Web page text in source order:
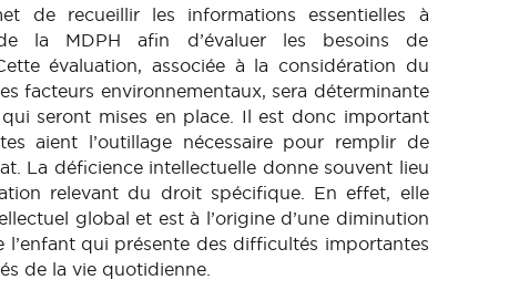
de recueillir les informations essentielles à
la MDPH afin d’évaluer les besoins de
évaluation, associée à la considération du
facteurs environnementaux, sera déterminante
seront mises en place. Il est donc important
aient l’outillage nécessaire pour remplir de
La déficience intellectuelle donne souvent lieu
relevant du droit spécifique. En effet, elle
global et est à l’origine d’une diminution
l’enfant qui présente des difficultés importantes
de la vie quotidienne.